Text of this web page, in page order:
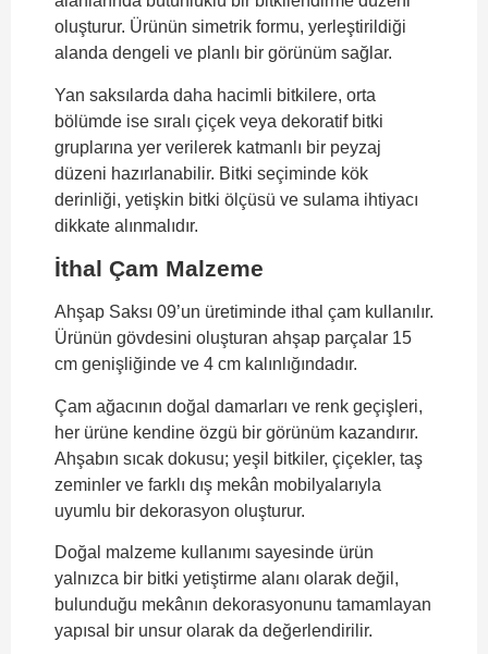
oluşturur. Ürünün simetrik formu, yerleştirildiği
alanda dengeli ve planlı bir görünüm sağlar.
Yan saksılarda daha hacimli bitkilere, orta
bölümde ise sıralı çiçek veya dekoratif bitki
gruplarına yer verilerek katmanlı bir peyzaj
düzeni hazırlanabilir. Bitki seçiminde kök
derinliği, yetişkin bitki ölçüsü ve sulama ihtiyacı
dikkate alınmalıdır.
İthal Çam Malzeme
Ahşap Saksı 09’un üretiminde ithal çam kullanılır.
Ürünün gövdesini oluşturan ahşap parçalar 15
cm genişliğinde ve 4 cm kalınlığındadır.
Çam ağacının doğal damarları ve renk geçişleri,
her ürüne kendine özgü bir görünüm kazandırır.
Ahşabın sıcak dokusu; yeşil bitkiler, çiçekler, taş
zeminler ve farklı dış mekân mobilyalarıyla
uyumlu bir dekorasyon oluşturur.
Doğal malzeme kullanımı sayesinde ürün
yalnızca bir bitki yetiştirme alanı olarak değil,
bulunduğu mekânın dekorasyonunu tamamlayan
yapısal bir unsur olarak da değerlendirilir.